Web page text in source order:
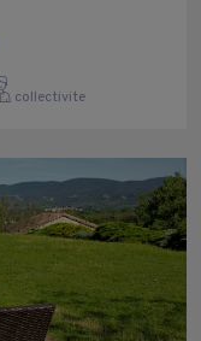
collectivite